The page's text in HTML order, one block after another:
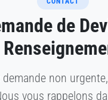
de
non
vous rappelons